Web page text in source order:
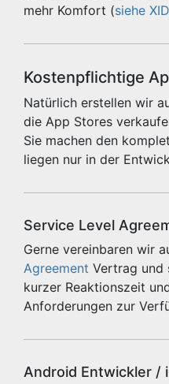
mehr Komfort (siehe
Kostenpflichtige
Natürlich erstellen wir
die App Stores
Sie machen den
liegen nur in der
Service Level
Gerne vereinbaren wir
Agreement Vertrag und
kurzer Reaktionszeit
Anforderungen zur
Android Entwickler /